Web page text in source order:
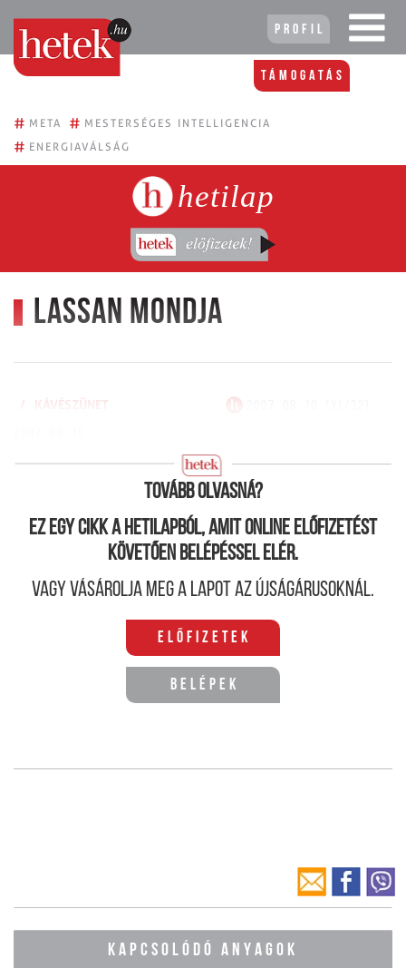
Profil
Támogatás
# META # MESTERSÉGES INTELLIGENCIA
# ENERGIAVÁLSÁG
hetilap
Lassan mondja
/ KÁVÉSZÜNET
Tovább olvasná?
Ez egy cikk a hetilapból, amit online előfizetést
követően belépéssel elér.
Vagy vásárolja meg a lapot az újságárusoknál.
Előfizetek
Belépek
KAPCSOLÓDÓ ANYAGOK